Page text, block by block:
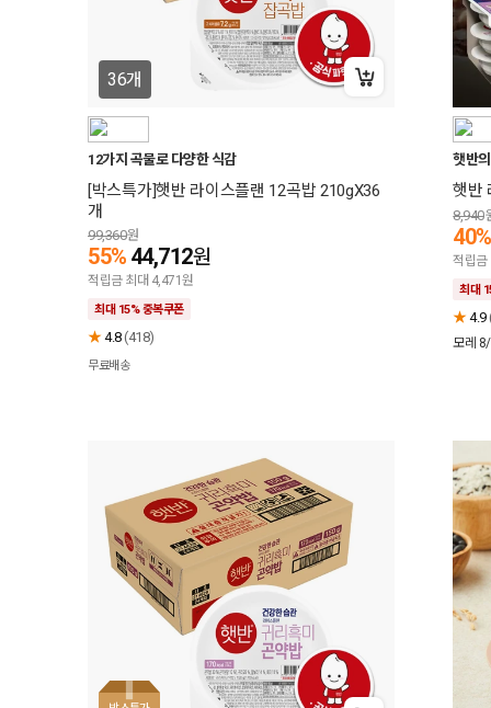
36개
12가지 곡물로 다양한 식감
[박스특가]햇반 라이스플랜 12곡밥 210gX36
개
99,360원
55% 44,712원
적립금 최대 4,471원
최대 15% 중복쿠폰
★4.8(418)
무료배송
햇반
햇반
8,940
40%
적립금
최대
★4.9
모레